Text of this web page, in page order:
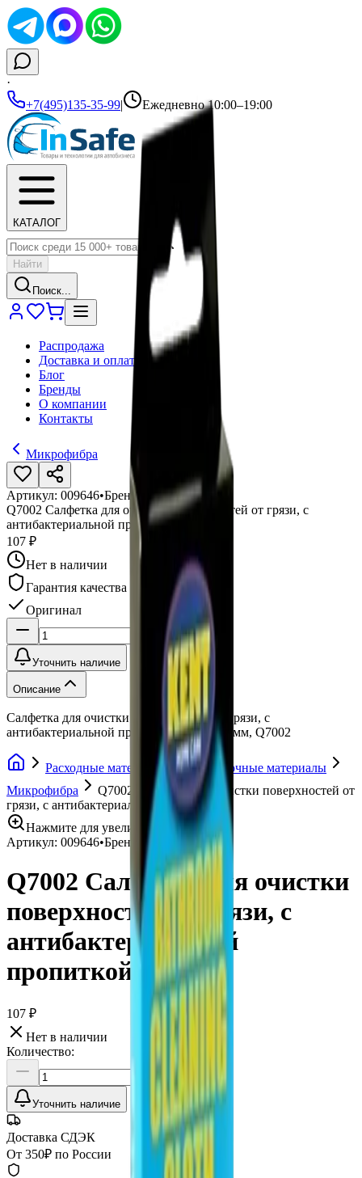
·
+7(495)135-35-99| Ежедневно 10:00–19:00
КАТАЛОГ
Найти
Поиск...
Распродажа
Доставка и оплата
Блог
Бренды
О компании
Контакты
Микрофибра
Артикул: 009646•Бренд:
KENT
Q7002 Салфетка для очистки поверхностей от грязи, с
антибактериальной пропиткой
107 ₽
Нет в наличии
Гарантия качества
Оригинал
Уточнить наличие
Описание
Салфетка для очистки поверхностей от грязи, с
антибактериальной пропиткой, 320x320 мм, Q7002
Расходные материалы
Протирочные материалы
Микрофибра
Q7002 Салфетка для очистки поверхностей от
грязи, с антибактериальной пропиткой
Нажмите для увеличения
Артикул: 009646•Бренд: KENT
Q7002 Салфетка для очистки
поверхностей от грязи, с
антибактериальной
пропиткой
107 ₽
Нет в наличии
Количество:
Уточнить наличие
Доставка СДЭК
От 350₽ по России